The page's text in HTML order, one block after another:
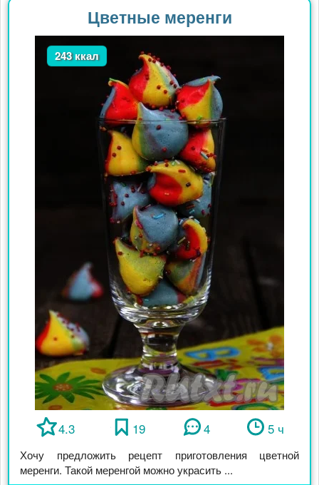
Цветные меренги
243 ккал
4.3 19 4 5 ч
Хочу предложить рецепт приготовления цветной
меренги. Такой меренгой можно украсить ...